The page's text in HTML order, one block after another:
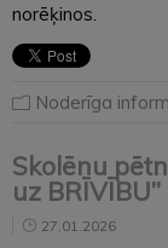
norēķinos.
Noderīga
Skolēnu
uz BRĪVĪBU”
27.01.2026